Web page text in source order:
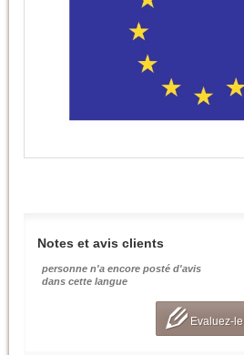
Notes et avis clients
personne n'a encore posté d'avis
dans cette langue
Evaluez-le